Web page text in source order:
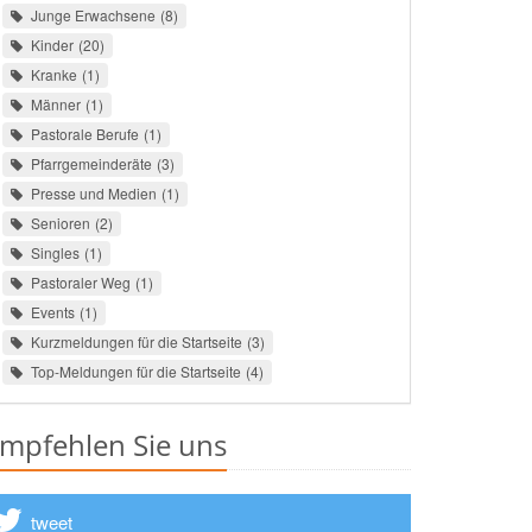
Junge Erwachsene 8
Kinder 20
Kranke 1
Männer 1
Pastorale Berufe 1
Pfarrgemeinderäte 3
Presse und Medien 1
Senioren 2
Singles 1
Pastoraler Weg 1
Events 1
Kurzmeldungen für die Startseite 3
Top-Meldungen für die Startseite 4
Sie uns
tweet